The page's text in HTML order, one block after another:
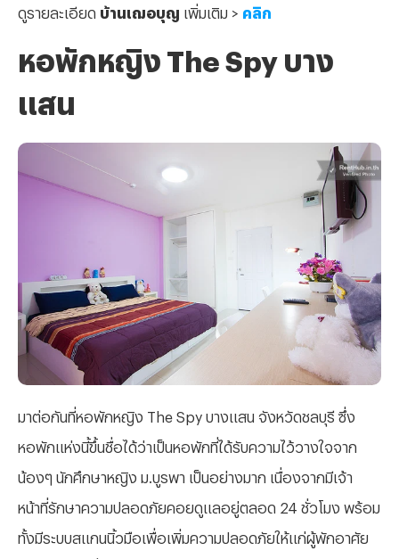
ดูรายละเอียด บ้านเฌอบุญ เพิ่มเติม > คลิก
หอพักหญิง The Spy บาง
แสน
มาต่อกันที่หอพักหญิง The Spy บางแสน จังหวัดชลบุรี ซึ่ง
หอพักแห่งนี้ขึ้นชื่อได้ว่าเป็นหอพักที่ได้รับความไว้วางใจจาก
น้องๆ นักศึกษาหญิง ม.บูรพา เป็นอย่างมาก เนื่องจากมีเจ้า
หน้าที่รักษาความปลอดภัยคอยดูแลอยู่ตลอด 24 ชั่วโมง พร้อม
ทั้งมีระบบสแกนนิ้วมือเพื่อเพิ่มความปลอดภัยให้แก่ผู้พักอาศัย